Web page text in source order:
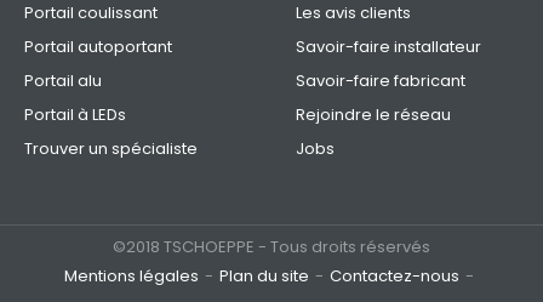
Portail coulissant
Portail autoportant
Portail alu
Portail à LEDs
Trouver un spécialiste
Les avis clients
Savoir-faire installateur
Savoir-faire fabricant
Rejoindre le réseau
Jobs
©2018 TSCHOEPPE - Tous droits réservés
Mentions légales
Plan du site
Contactez-nous